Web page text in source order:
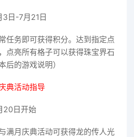
3日-7月21日
任务即可获得积分。达到指定点
点亮所有格子可以获得珠宝界石
后的游戏说明）
典活动指导
20日开始
满月庆典活动可获得龙的传人光